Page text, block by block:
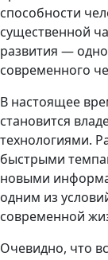
способности
существенной
развития —
современного
В настоящее
становится
технологиями.
быстрыми
новыми
одним из
современной
Очевидно, что